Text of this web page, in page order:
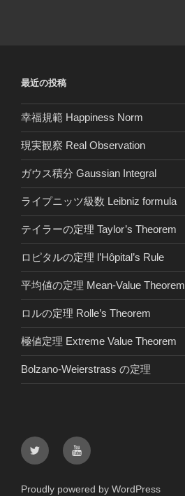
最近の投稿
幸福規範 Happiness Norm
現実観察 Real Observation
ガウス積分 Gaussian Integral
ライプニッツ級数 Leibniz formula
テイラーの定理 Taylor’s Theorem
ロピタルの定理 l’Hôpital’s Rule
平均値の定理 Mean-Value Theorem
ロルの定理 Rolle’s Theorem
極値定理 Extreme Value Theorem
Bolzano-Weierstrass の定理
Twitter youtube
Proudly powered by WordPress